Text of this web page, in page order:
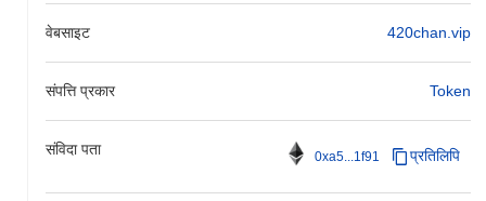
वेबसाइट 420chan.vip
संपत्ति प्रकार Token
संविदा पता 0xa5...1f91 प्रतिलिपि